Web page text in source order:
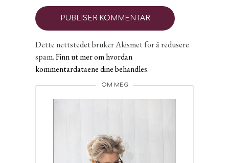
Dette nettstedet bruker Akismet for å redusere
spam.Finn ut mer om hvordan
kommentardataene dine behandles.
OM MEG